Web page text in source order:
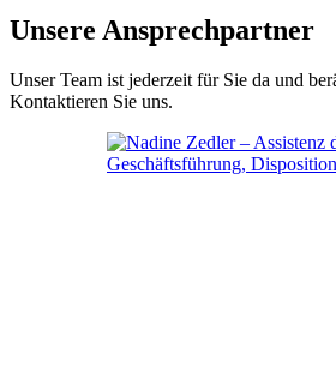
Unsere Ansprechpartner
Unser Team ist jederzeit für Sie da und
Kontaktieren Sie uns.